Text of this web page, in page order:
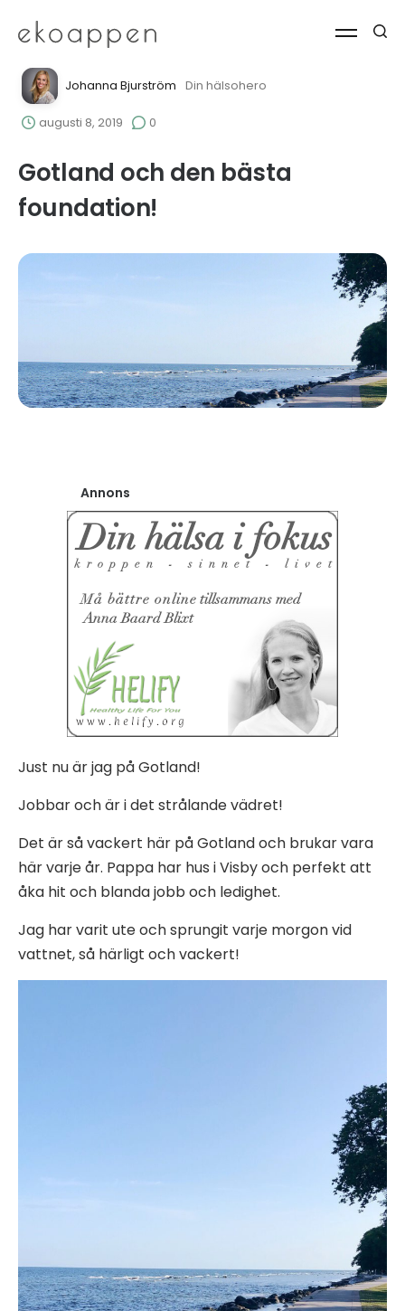
Johanna Bjurström Din hälsohero
augusti 8, 2019 0
Gotland och den bästa
foundation!
Annons
Just nu är jag på Gotland!
Jobbar och är i det strålande vädret!
Det är så vackert här på Gotland och brukar vara
här varje år. Pappa har hus i Visby och perfekt att
åka hit och blanda jobb och ledighet.
Jag har varit ute och sprungit varje morgon vid
vattnet, så härligt och vackert!